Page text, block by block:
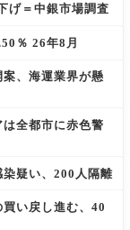
げ＝中銀市場調査
％ 26年8月
、海運業界が懸
全都市に赤色警
染疑い、200人隔離
買い戻し進む、40